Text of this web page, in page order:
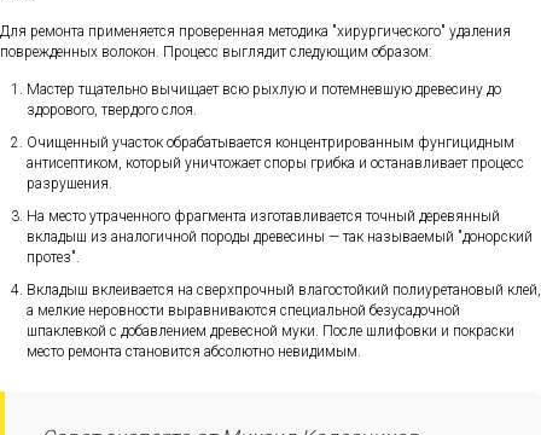
Для ремонта применяется проверенная методика "хирургического" удаления
поврежденных волокон. Процесс выглядит следующим образом:
Мастер тщательно вычищает всю рыхлую и потемневшую древесину до
здорового, твердого слоя.
Очищенный участок обрабатывается концентрированным фунгицидным
антисептиком, который уничтожает споры грибка и останавливает процесс
разрушения.
На место утраченного фрагмента изготавливается точный деревянный
вкладыш из аналогичной породы древесины — так называемый "донорский
протез".
Вкладыш вклеивается на сверхпрочный влагостойкий полиуретановый клей,
а мелкие неровности выравниваются специальной безусадочной
шпаклевкой с добавлением древесной муки. После шлифовки и покраски
место ремонта становится абсолютно невидимым.